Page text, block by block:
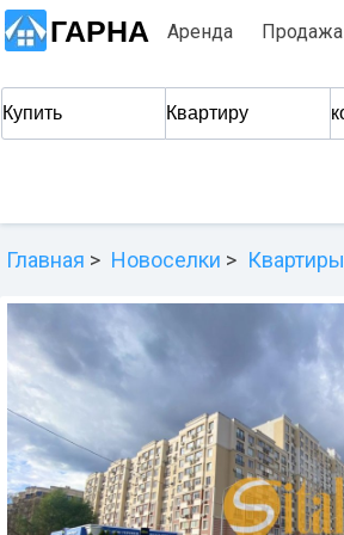
ГАРНА Аренда Продажа
Главная Новоселки Квартиры